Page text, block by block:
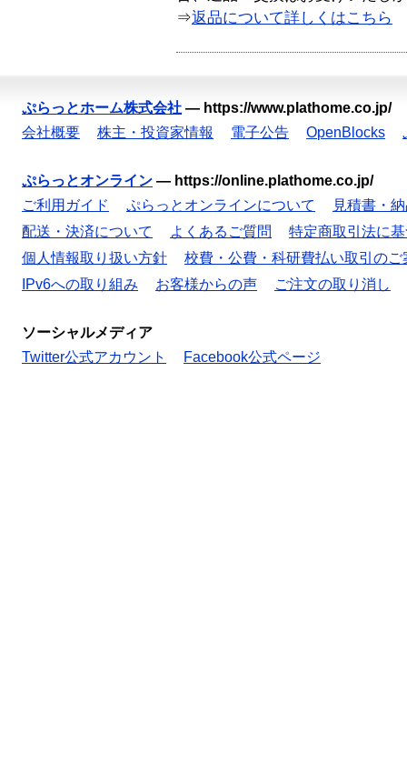
⇒返品について詳しくはこちら
ぷらっとホーム株式会社 — https://www.plathome.co.jp/
会社概要
株主・投資家情報 電子公告 OpenBlocks
ぷらっとオンライン — https://online.plathome.co.jp/
ご利用ガイド
ぷらっとオンラインについて
見積書・
配送・決済について
よくあるご質問
特定商取引法に
個人情報取り扱い方針
校費・公費・科研費払い取引のご
IPv6への取り組み
お客様からの声 ご注文の取り消し
ソーシャルメディア
Twitter公式アカウント
Facebook公式ページ